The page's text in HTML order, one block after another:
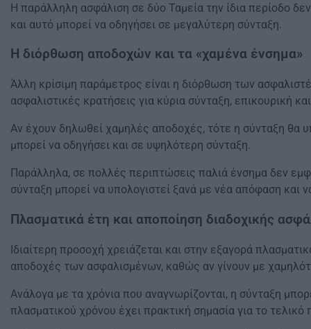
Η παράλληλη ασφάλιση σε δύο Ταμεία την ίδια περίοδο
και αυτό μπορεί να οδηγήσει σε μεγαλύτερη σύνταξη.
Η διόρθωση αποδοχών και τα «χαμένα ένσημα»
Άλλη κρίσιμη παράμετρος είναι η διόρθωση των
ασφαλιστικές κρατήσεις για κύρια σύνταξη, επικουρική
Αν έχουν δηλωθεί χαμηλές αποδοχές, τότε η σύνταξη θα
μπορεί να οδηγήσει και σε υψηλότερη σύνταξη.
Παράλληλα, σε πολλές περιπτώσεις παλιά ένσημα δεν
σύνταξη μπορεί να υπολογιστεί ξανά με νέα απόφαση και
Πλασματικά έτη και αποποίηση διαδοχικής
Ιδιαίτερη προσοχή χρειάζεται και στην εξαγορά
αποδοχές των ασφαλισμένων, καθώς αν γίνουν με
Ανάλογα με τα χρόνια που αναγνωρίζονται, η σύνταξη
πλασματικού χρόνου έχει πρακτική σημασία για το τελικό